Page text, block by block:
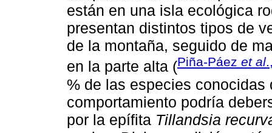
están en una isla ecológica
presentan distintos tipos de
de la montaña, seguido de
en la parte alta (Piña-Páez et al
% de las especies
comportamiento podría
por la epífita Tillandsia